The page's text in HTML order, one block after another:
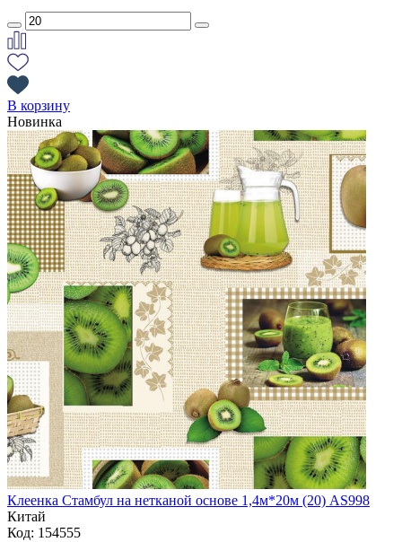
В корзину
Новинка
Клеенка Стамбул на нетканой основе 1,4м*20м (20) AS998
Китай
Код: 154555